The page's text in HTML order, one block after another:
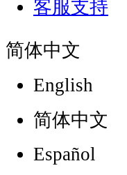
客服支持
简体中文
English
简体中文
Español